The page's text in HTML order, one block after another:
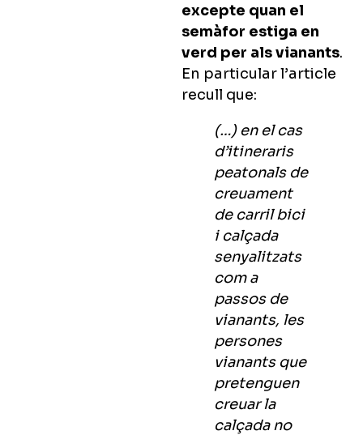
excepte quan el
semàfor estiga en
verd per als vianants.
En particular l’article
recull que:
(…) en el cas
d’itineraris
peatonals de
creuament
de carril bici
i calçada
senyalitzats
com a
passos de
vianants, les
persones
vianants que
pretenguen
creuar la
calçada no